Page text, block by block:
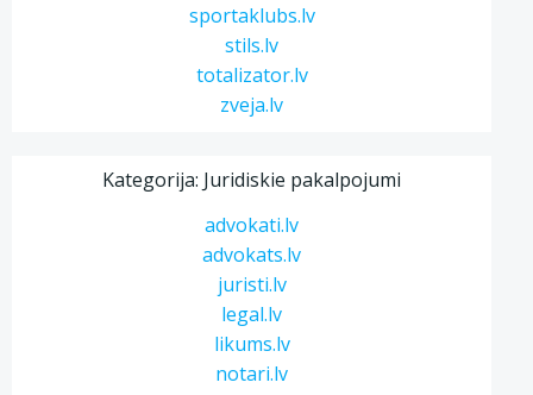
sportaklubs.lv
stils.lv
totalizator.lv
zveja.lv
Kategorija: Juridiskie pakalpojumi
advokati.lv
advokats.lv
juristi.lv
legal.lv
likums.lv
notari.lv